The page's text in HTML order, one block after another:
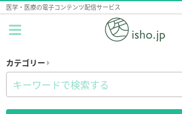
医学・医療の電子コンテンツ配信サービス
カテゴリー